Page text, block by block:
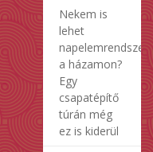
Nekem is
lehet
napelemrendszer
a házamon?
Egy
csapatépítő
túrán még
ez is kiderül